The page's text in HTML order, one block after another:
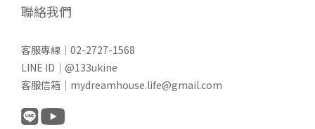
聯絡我們
客服專線｜02-2727-1568
LINE ID｜@133ukine
客服信箱｜mydreamhouse.life@gmail.com